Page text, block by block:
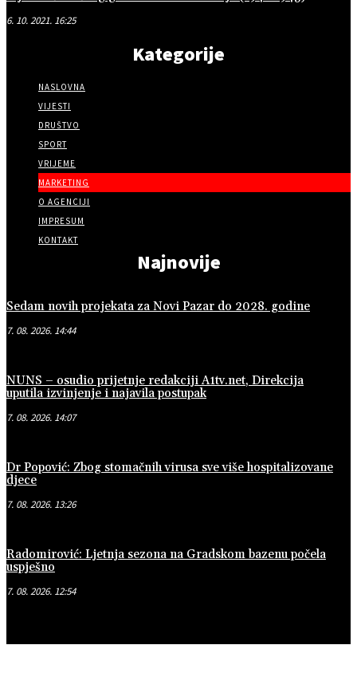
6. 10. 2021. 16:25
Kategorije
NASLOVNA
VIJESTI
DRUŠTVO
SPORT
VRIJEME
MARKETING
O AGENCIJI
IMPRESUM
KONTAKT
Najnovije
Sedam novih projekata za Novi Pazar do 2028. godine
7. 08. 2026. 14:44
NUNS – osudio prijetnje redakciji A1tv.net, Direkcija
uputila izvinjenje i najavila postupak
7. 08. 2026. 14:07
Dr Popović: Zbog stomačnih virusa sve više hospitalizovane
djece
7. 08. 2026. 13:26
Radomirović: Ljetnja sezona na Gradskom bazenu počela
uspješno
7. 08. 2026. 12:54